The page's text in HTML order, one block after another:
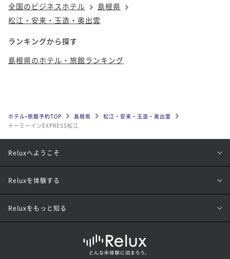
全国のビジネスホテル
島根県
松江・安来・玉造・奥出雲
ランキングから探す
島根県のホテル・旅館ランキング
ホテル•旅館予約TOP 島根県
松江・安来・玉造・奥出雲
ドーミーインEXPRESS松江
Reluxへようこそ
Reluxを体験する
Reluxをもっと知る